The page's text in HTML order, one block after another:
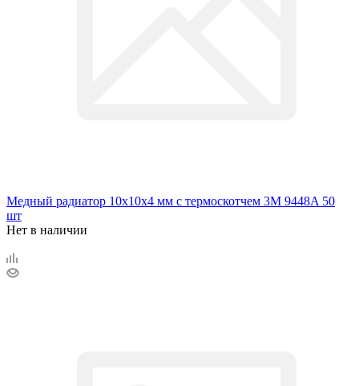
Медный радиатор 10х10х4 мм с термоскотчем 3M 9448A 50
шт
Нет в наличии